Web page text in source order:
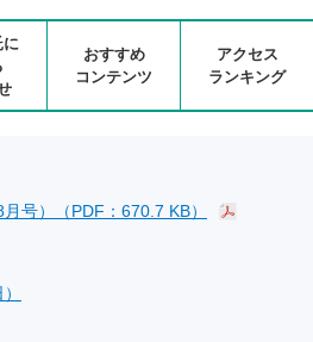
おすすめ
コンテンツ
アクセス
ランキング
号）（PDF：670.7 KB）